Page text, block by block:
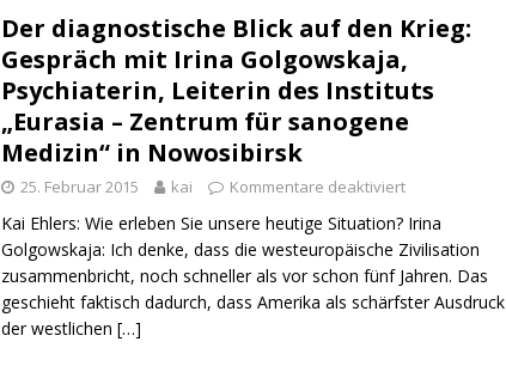
Der diagnostische Blick auf den Krieg:
Gespräch mit Irina Golgowskaja,
Psychiaterin, Leiterin des Instituts
„Eurasia – Zentrum für sanogene
Medizin“ in Nowosibirsk
25. Februar 2015 kai Kommentare deaktiviert
Kai Ehlers: Wie erleben Sie unsere heutige Situation? Irina
Golgowskaja: Ich denke, dass die westeuropäische Zivilisation
zusammenbricht, noch schneller als vor schon fünf Jahren. Das
geschieht faktisch dadurch, dass Amerika als schärfster Ausdruck
der westlichen […]